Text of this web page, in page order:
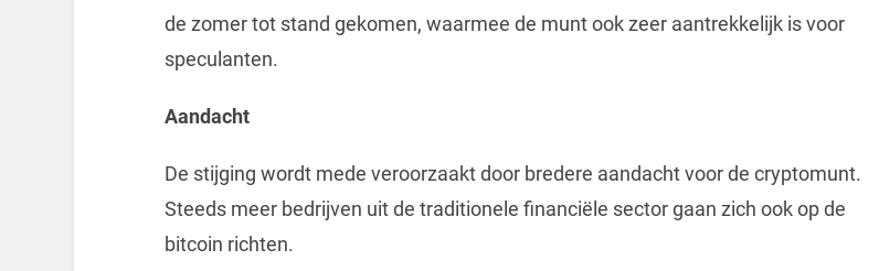
de zomer tot stand gekomen, waarmee de munt ook zeer aantrekkelijk is voor
speculanten.
Aandacht
De stijging wordt mede veroorzaakt door bredere aandacht voor de cryptomunt.
Steeds meer bedrijven uit de traditionele financiële sector gaan zich ook op de
bitcoin richten.